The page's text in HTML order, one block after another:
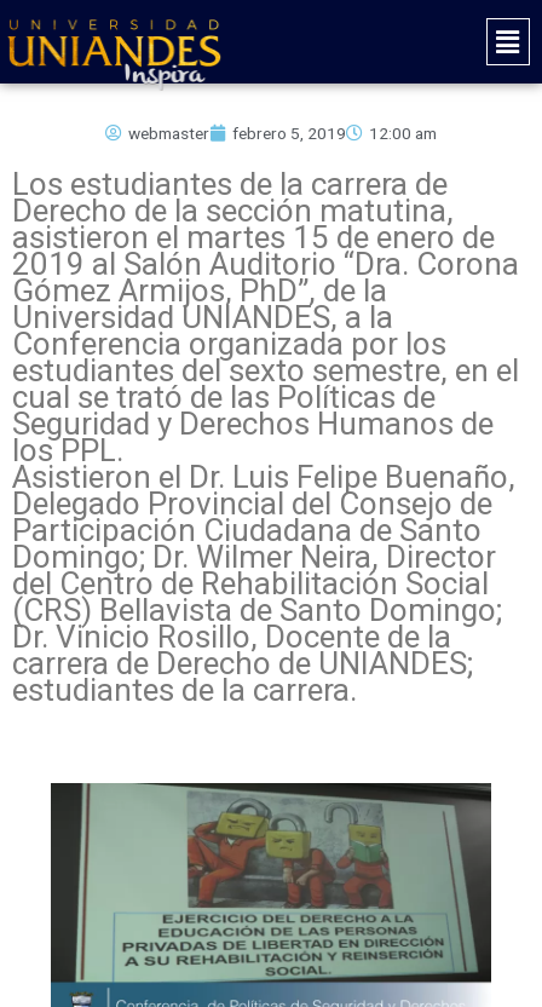
al
contenido
Main
webmaster febrero 5, 2019 12:00 am
Los estudiantes de la carrera de
Derecho de la sección matutina,
asistieron el martes 15 de enero de
2019 al Salón Auditorio “Dra. Corona
Gómez Armijos, PhD”, de la
Universidad UNIANDES, a la
Conferencia organizada por los
estudiantes del sexto semestre, en el
cual se trató de las Políticas de
Seguridad y Derechos Humanos de
los PPL.
Asistieron el Dr. Luis Felipe Buenaño,
Delegado Provincial del Consejo de
Participación Ciudadana de Santo
Domingo; Dr. Wilmer Neira, Director
del Centro de Rehabilitación Social
(CRS) Bellavista de Santo Domingo;
Dr. Vinicio Rosillo, Docente de la
carrera de Derecho de UNIANDES;
estudiantes de la carrera.